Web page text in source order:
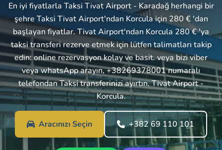
En iyi fiyatlarla Taksi Tivat Airport - Karadağ herhangi bir
şehre Taksi Tivat Airport'ndan Korcula için 280 € 'dan
başlayan fiyatlar. Tivat Airport'ndan Korcula 280 € 'ya
taksi transferi rezerve etmek için lütfen talimatları takip
edin: online rezervasyon kolay ve basit. veya bizi viber
veya whatsApp arayın, +38269378001 numaralı
telefondan Taksi transferinizi ayırtın. Tivat Airport -
Korcula.
Aracınızı Seçin +382 69 110 101